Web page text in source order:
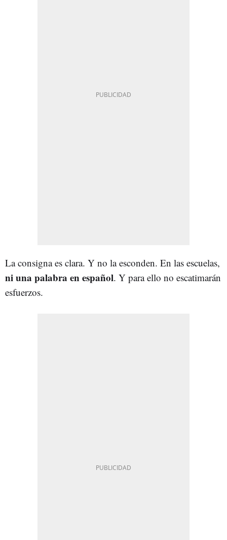
La consigna es clara. Y no la esconden. En las escuelas,
ni una palabra en español. Y para ello no escatimarán
esfuerzos.